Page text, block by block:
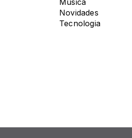
Música
Novidades
Tecnologia